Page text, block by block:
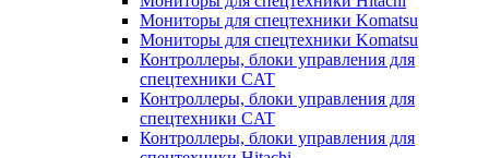
Мониторы для спецтехники Komatsu
Мониторы для спецтехники Komatsu
Контроллеры, блоки управления для
спецтехники CAT
Контроллеры, блоки управления для
спецтехники CAT
Контроллеры, блоки управления для